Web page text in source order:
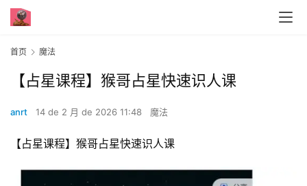
首页 魔法
【占星课程】猴哥占星快速识人课
anrt 14 de 2 月 de 2026 11:48 魔法
【占星课程】猴哥占星快速识人课